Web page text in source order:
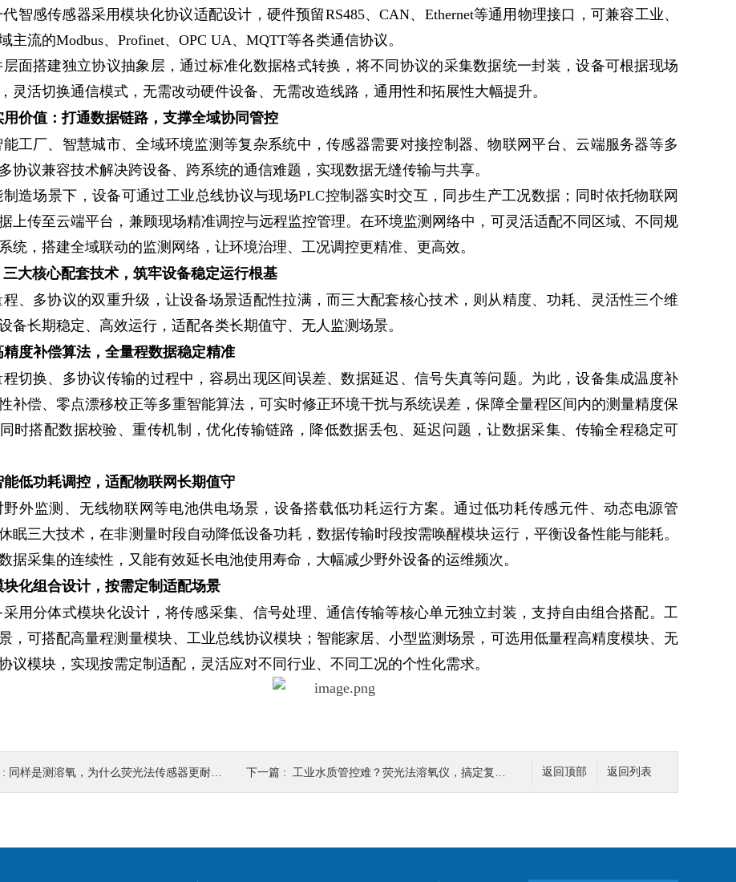
代智感传感器采用模块化协议适配设计，硬件预留RS485、CAN、Ethernet等通用物理接口，可兼容工业、
主流的Modbus、Profinet、OPC UA、MQTT等各类通信协议。
层面搭建独立协议抽象层，通过标准化数据格式转换，将不同协议的采集数据统一封装，设备可根据现场
灵活切换通信模式，无需改动硬件设备、无需改造线路，通用性和拓展性大幅提升。
用价值：打通数据链路，支撑全域协同管控
能工厂、智慧城市、全域环境监测等复杂系统中，传感器需要对接控制器、物联网平台、云端服务器等多
协议兼容技术解决跨设备、跨系统的通信难题，实现数据无缝传输与共享。
制造场景下，设备可通过工业总线协议与现场PLC控制器实时交互，同步生产工况数据；同时依托物联网
上传至云端平台，兼顾现场精准调控与远程监控管理。在环境监测网络中，可灵活适配不同区域、不同规
统，搭建全域联动的监测网络，让环境治理、工况调控更精准、更高效。
三大核心配套技术，筑牢设备稳定运行根基
程、多协议的双重升级，让设备场景适配性拉满，而三大配套核心技术，则从精度、功耗、灵活性三个维
备长期稳定、高效运行，适配各类长期值守、无人监测场景。
精度补偿算法，全量程数据稳定精准
程切换、多协议传输的过程中，容易出现区间误差、数据延迟、信号失真等问题。为此，设备集成温度补
补偿、零点漂移校正等多重智能算法，可实时修正环境干扰与系统误差，保障全量程区间内的测量精度保
时搭配数据校验、重传机制，优化传输链路，降低数据丢包、延迟问题，让数据采集、传输全程稳定可
能低功耗调控，适配物联网长期值守
野外监测、无线物联网等电池供电场景，设备搭载低功耗运行方案。通过低功耗传感元件、动态电源管
眠三大技术，在非测量时段自动降低设备功耗，数据传输时段按需唤醒模块运行，平衡设备性能与能耗。
据采集的连续性，又能有效延长电池使用寿命，大幅减少野外设备的运维频次。
块化组合设计，按需定制适配场景
采用分体式模块化设计，将传感采集、信号处理、通信传输等核心单元独立封装，支持自由组合搭配。工
，可搭配高量程测量模块、工业总线协议模块；智能家居、小型监测场景，可选用低量程高精度模块、无
议模块，实现按需定制适配，灵活应对不同行业、不同工况的个性化需求。
返回列表
返回顶部
: 同样是测溶氧，为什么荧光法传感器更耐用？核心差距一目了然 下一篇 : 工业水质管控难？荧光法溶氧仪，搞定复杂工况与环保达标难题